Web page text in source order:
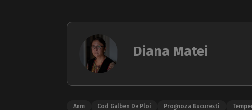
Diana Matei
Anm Cod Galben De Ploi Prognoza Bucuresti